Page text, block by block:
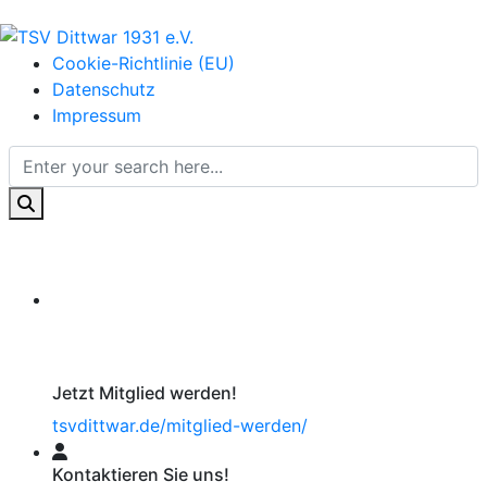
Cookie-Richtlinie (EU)
Datenschutz
Impressum
Jetzt Mitglied werden!
tsvdittwar.de/mitglied-werden/
Kontaktieren Sie uns!